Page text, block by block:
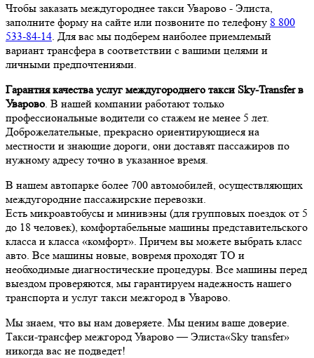
Чтобы заказать междугороднее такси Уварово - Элиста,
заполните форму на сайте или позвоните по телефону 8 800
533-84-14. Для вас мы подберем наиболее приемлемый
вариант трансфера в соответствии с вашими целями и
личными предпочтениями.
Гарантия качества услуг междугороднего такси Sky-Transfer в
Уварово. В нашей компании работают только
профессиональные водители со стажем не менее 5 лет.
Доброжелательные, прекрасно ориентирующиеся на
местности и знающие дороги, они доставят пассажиров по
нужному адресу точно в указанное время.
В нашем автопарке более 700 автомобилей, осуществляющих
междугородние пассажирские перевозки.
Есть микроавтобусы и минивэны (для групповых поездок от 5
до 18 человек), комфортабельные машины представительского
класса и класса «комфорт». Причем вы можете выбрать класс
авто. Все машины новые, вовремя проходят ТО и
необходимые диагностические процедуры. Все машины перед
выездом проверяются, мы гарантируем надежность нашего
транспорта и услуг такси межгород в Уварово.
Мы знаем, что вы нам доверяете. Мы ценим ваше доверие.
Такси-трансфер межгород Уварово — Элиста«Sky transfer»
никогда вас не подведет!